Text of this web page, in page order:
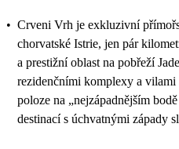
• Crveni Vrh je exkluzivní
chorvatské Istrie, jen pár
a prestižní oblast na pobřeží
rezidenčními komplexy a
poloze na „nejzápadnějším
destinací s úchvatnými západy